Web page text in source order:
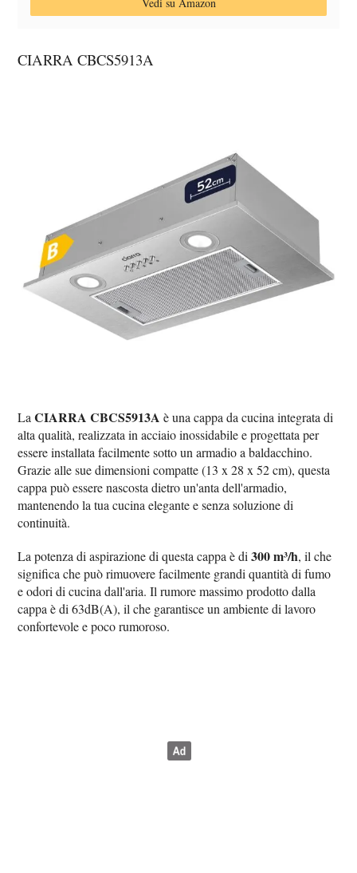
CIARRA CBCS5913A
LaCIARRA CBCS5913A è una cappa da cucina integrata di
alta qualità, realizzata in acciaio inossidabile e progettata per
essere installata facilmente sotto un armadio a baldacchino.
Grazie alle sue dimensioni compatte (13 x 28 x 52 cm), questa
cappa può essere nascosta dietro un'anta dell'armadio,
mantenendo la tua cucina elegante e senza soluzione di
continuità.
La potenza di aspirazione di questa cappa è di300 m³/h, il che
significa che può rimuovere facilmente grandi quantità di fumo
e odori di cucina dall'aria. Il rumore massimo prodotto dalla
cappa è di 63dB(A), il che garantisce un ambiente di lavoro
confortevole e poco rumoroso.